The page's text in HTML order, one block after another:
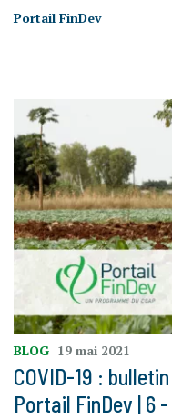
Portail FinDev
BLOG 19 mai 2021
COVID-19 :
Portail FinDev | 6